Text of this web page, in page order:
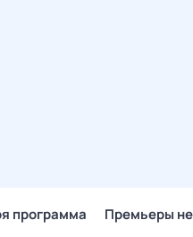
программа Премьеры